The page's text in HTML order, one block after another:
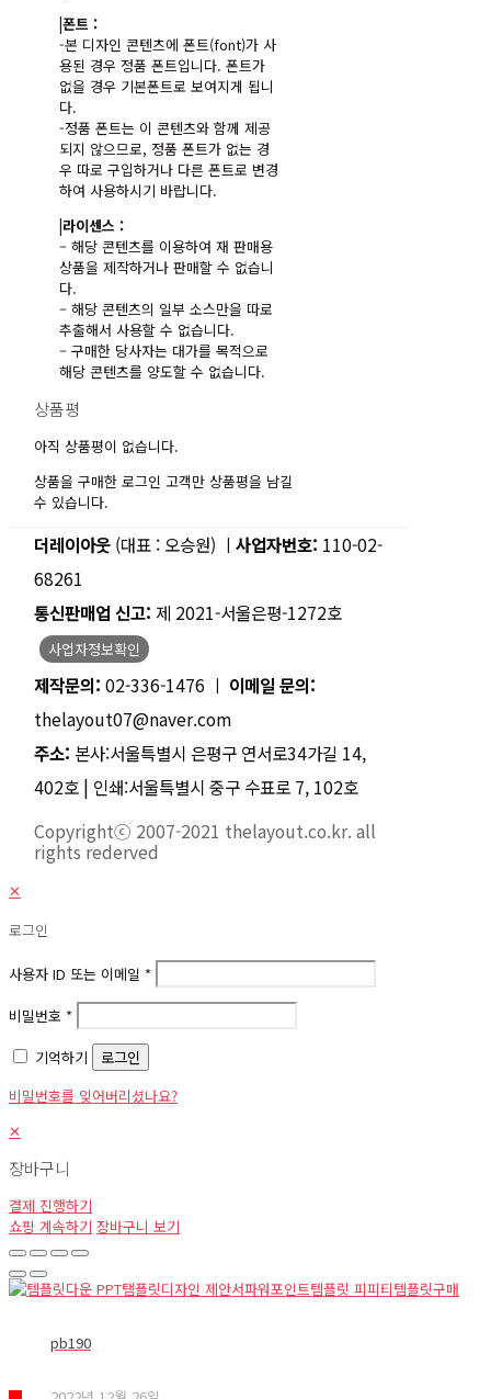
|폰트 :
-본 디자인 콘텐츠에 폰트(font)가 사
용된 경우 정품 폰트입니다. 폰트가
없을 경우 기본폰트로 보여지게 됩니
다.
-정품 폰트는 이 콘텐츠와 함께 제공
되지 않으므로, 정품 폰트가 없는 경
우 따로 구입하거나 다른 폰트로 변경
하여 사용하시기 바랍니다.
|라이센스 :
– 해당 콘텐츠를 이용하여 재 판매용
상품을 제작하거나 판매할 수 없습니
다.
– 해당 콘텐츠의 일부 소스만을 따로
추출해서 사용할 수 없습니다.
– 구매한 당사자는 대가를 목적으로
해당 콘텐츠를 양도할 수 없습니다.
상품평
아직 상품평이 없습니다.
상품을 구매한 로그인 고객만 상품평을 남길
수 있습니다.
더레이아웃 (대표 : 오승원) ㅣ 사업자번호: 110-02-
68261
통신판매업 신고: 제 2021-서울은평-1272호
사업자정보확인
제작문의: 02-336-1476 ㅣ 이메일 문의:
thelayout07@naver.com
주소: 본사:서울특별시 은평구 연서로34가길 14,
402호 | 인쇄:서울특별시 중구 수표로 7, 102호
Copyrightⓒ 2007-2021 thelayout.co.kr. all
rights rederved
✕
로그인
사용자 ID 또는 이메일 *
비밀번호 *
기억하기
로그인
비밀번호를 잊어버리셨나요?
✕
장바구니
결제 진행하기
쇼핑 계속하기 장바구니 보기
pb190